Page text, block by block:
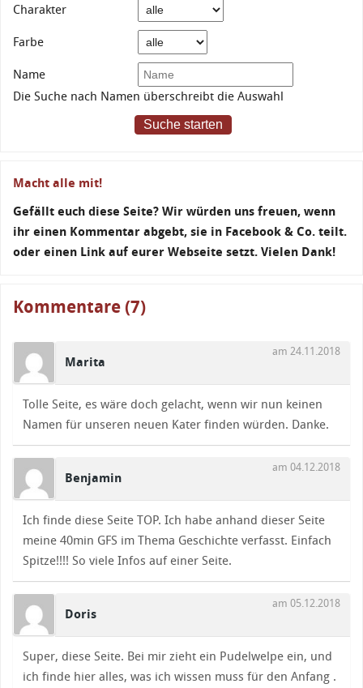
Charakter
Farbe
Name
Die Suche nach Namen überschreibt die Auswahl
Suche starten
Macht alle mit!
Gefällt euch diese Seite? Wir würden uns freuen, wenn
ihr einen Kommentar abgebt, sie in Facebook & Co. teilt.
oder einen Link auf eurer Webseite setzt. Vielen Dank!
Kommentare (7)
Marita
am 24.11.2018
Tolle Seite, es wäre doch gelacht, wenn wir nun keinen
Namen für unseren neuen Kater finden würden. Danke.
Benjamin
am 04.12.2018
Ich finde diese Seite TOP. Ich habe anhand dieser Seite
meine 40min GFS im Thema Geschichte verfasst. Einfach
Spitze!!!! So viele Infos auf einer Seite.
Doris
am 05.12.2018
Super, diese Seite. Bei mir zieht ein Pudelwelpe ein, und
ich finde hier alles, was ich wissen muss für den Anfang .